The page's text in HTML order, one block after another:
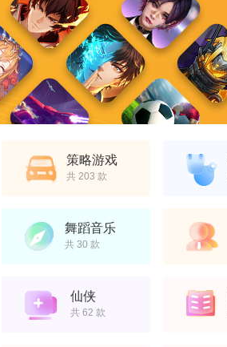
策略游戏
共 203 款
舞蹈音乐
共 30 款
仙侠
共 62 款